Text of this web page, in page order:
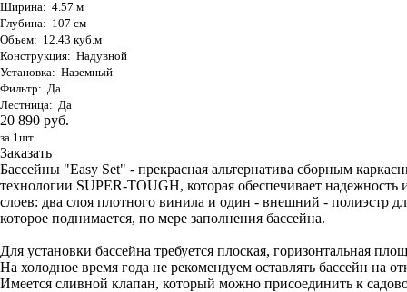
Ширина: 4.57 м
Глубина: 107 см
Объем: 12.43 куб.м
Конструкция: Надувной
Установка: Наземный
Фильтр: Да
Лестница: Да
20 890 руб.
за 1шт.
Заказать
Бассейны "Easy Set" - прекрасная альтернатива сборным
технологии SUPER-TOUGH, которая обеспечивает
слоев: два слоя плотного винила и один - внешний - полиэстр
которое поднимается, по мере заполнения бассейна.
Для установки бассейна требуется плоская, горизонтальная
На холодное время года не рекомендуем оставлять бассейн на
Имеется сливной клапан, который можно присоединить к